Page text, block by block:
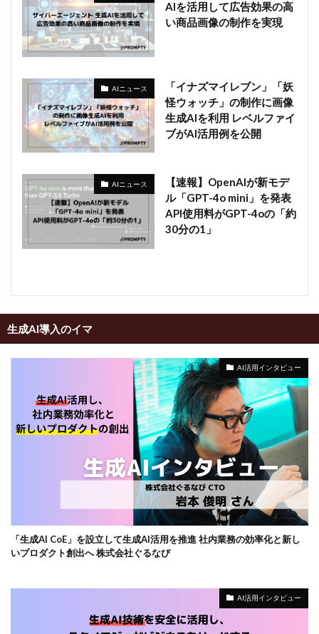
AIを活用して広告効果の高
い商品画像の制作を実現
AIニュース
「イナズマイレブン」「妖
怪ウォッチ」の制作に画像
生成AIを利用 レベルファイ
ブがAI活用例を公開
AIニュース
【速報】OpenAIが新モデ
ル「GPT-4o mini」を発表
API使用料がGPT-4oの「約
30分の1」
生成AI導入のイマ
AI活用インタビュー
「生成AI CoE」を設立して生成AI活用を推進 社内業務の効率化と新し
いプロダクト創出へ 株式会社ぐるなび
AI活用インタビュー